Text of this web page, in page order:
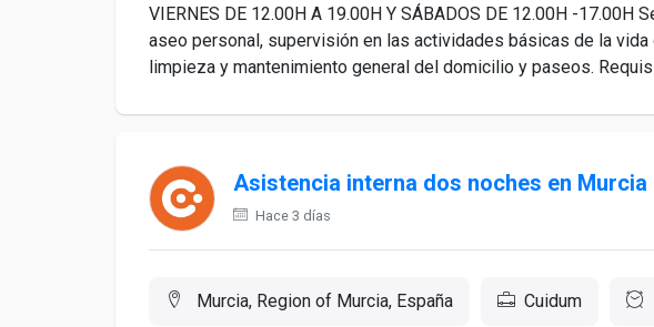
VIERNES DE 12.00H A 19.00H Y SÁBADOS DE 12.00H -17.00H
aseo personal, supervisión en las actividades básicas de la vida
limpieza y mantenimiento general del domicilio y paseos.
Asistencia interna dos noches en Murcia
Hace 3 días
Murcia, Region of Murcia, España Cuidum